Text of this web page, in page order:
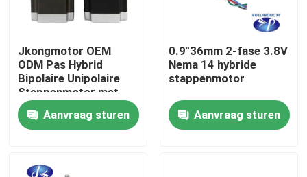
Huis
Producten
Jkongmotor OEM
ODM Pas Hybrid
Bipolaire Unipolaire
Stappenmotor met
Versnellingsbak
Encoder Rem
Geïntegreerde Driver
Aanvraag sturen
0.9°36mm 2-fase 3.8V
Nema 14 hybride
stappenmotor
Aanvraag sturen